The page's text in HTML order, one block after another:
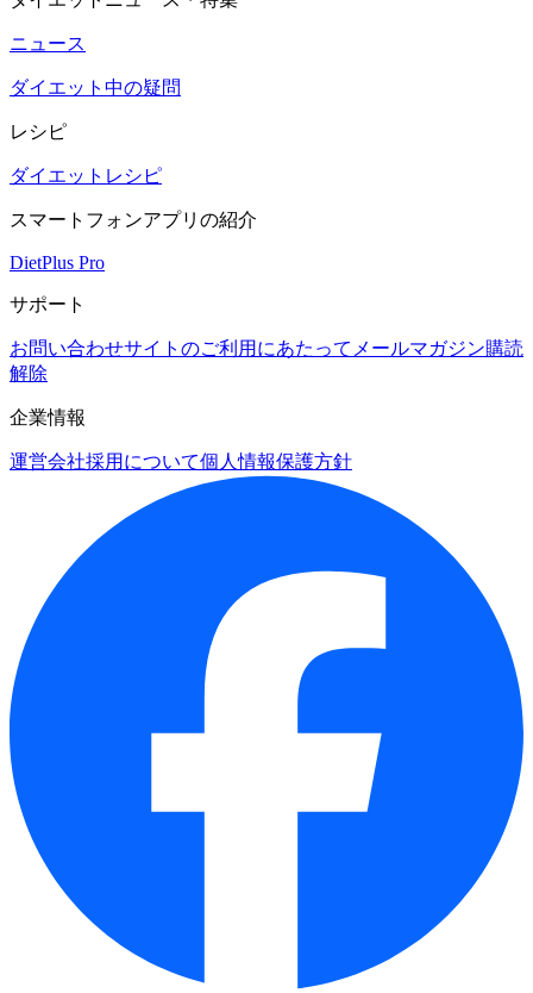
ニュース
ダイエット中の疑問
レシピ
ダイエットレシピ
スマートフォンアプリの紹介
DietPlus Pro
サポート
お問い合わせサイトのご利用にあたって メールマガジン購読
解除
企業情報
運営会社採用について個人情報保護方針